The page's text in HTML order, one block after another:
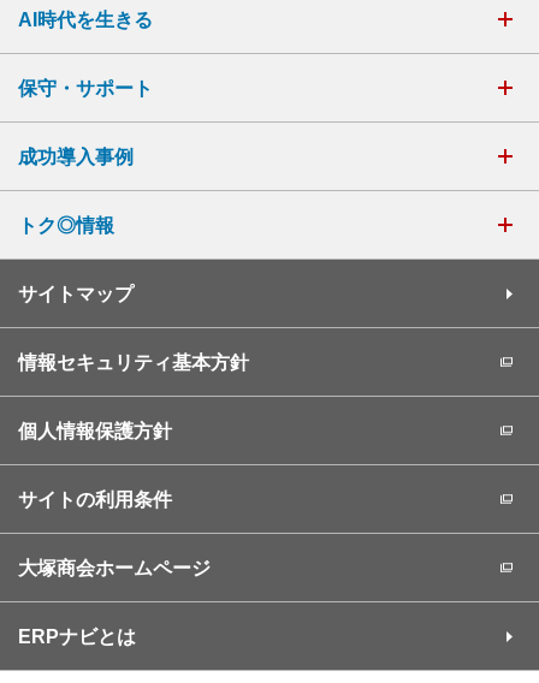
AI時代を生きる
保守・サポート
成功導入事例
トク◎情報
サイトマップ
情報セキュリティ基本方針
個人情報保護方針
サイトの利用条件
大塚商会ホームページ
ERPナビとは